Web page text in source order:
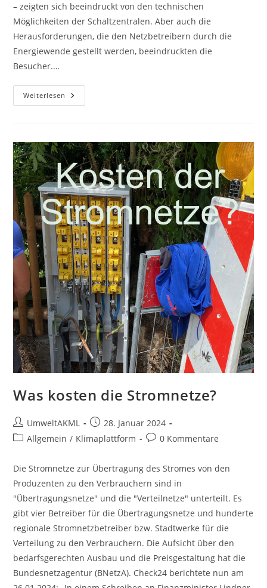
– zeigten sich beeindruckt von den technischen
Möglichkeiten der Schaltzentralen. Aber auch die
Herausforderungen, die den Netzbetreibern durch die
Energiewende gestellt werden, beeindruckten die
Besucher.…
Weiterlesen Stromnetze
Für
Und
Bezahlbar?
Was kosten die Stromnetze?
Beitrags-
Autor:
UmweltAKML
Beitrag
veröffentlicht:
28. Januar 2024
Beitrags-
Allgemein / Klimaplattform
Beitrags-
0 Kommentare
Die Stromnetze zur Übertragung des Stromes von den
Produzenten zu den Verbrauchern sind in
"Übertragungsnetze" und die "Verteilnetze" unterteilt. Es
gibt vier Betreiber für die Übertragungsnetze und hunderte
regionale Stromnetzbetreiber bzw. Stadtwerke für die
Verteilung zu den Verbrauchern. Die Aufsicht über den
bedarfsgerechten Ausbau und die Preisgestaltung hat die
Bundesnetzagentur (BNetzA). Check24 berichtete nun am